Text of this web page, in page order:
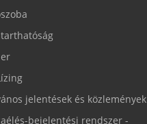
jelentések és közlemények
bejelentési rendszer -